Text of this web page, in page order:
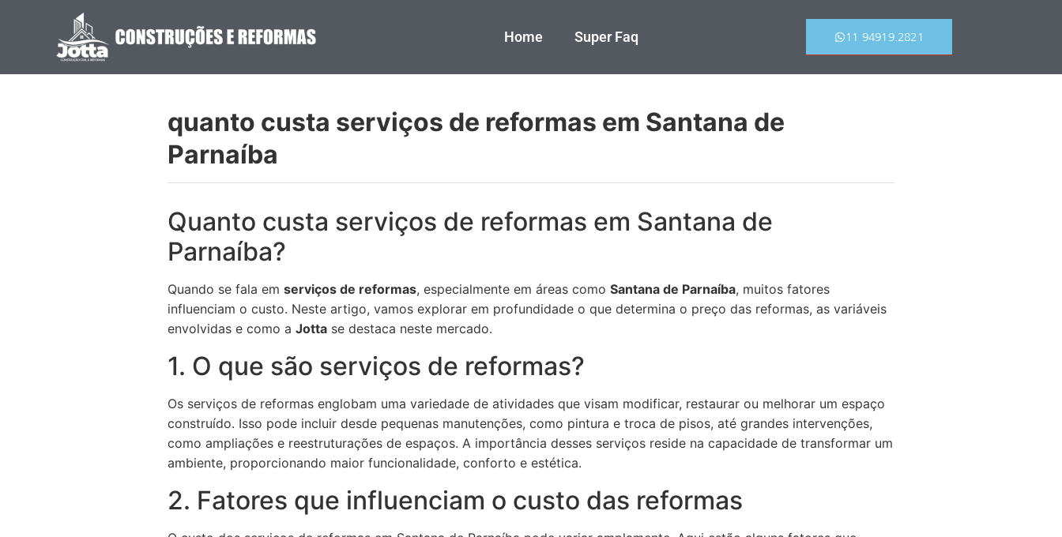
Home Super Faq 11 94919.2821
quanto custa serviços de reformas em Santana de
Parnaíba
Quanto custa serviços de reformas em Santana de
Parnaíba?
Quando se fala em serviços de reformas, especialmente em áreas como Santana de Parnaíba, muitos fatores
influenciam o custo. Neste artigo, vamos explorar em profundidade o que determina o preço das reformas, as variáveis
envolvidas e como a Jotta se destaca neste mercado.
1. O que são serviços de reformas?
Os serviços de reformas englobam uma variedade de atividades que visam modificar, restaurar ou melhorar um espaço
construído. Isso pode incluir desde pequenas manutenções, como pintura e troca de pisos, até grandes intervenções,
como ampliações e reestruturações de espaços. A importância desses serviços reside na capacidade de transformar um
ambiente, proporcionando maior funcionalidade, conforto e estética.
2. Fatores que influenciam o custo das reformas